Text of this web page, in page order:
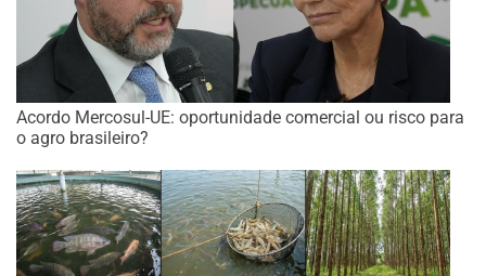
Acordo Mercosul-UE: oportunidade comercial ou risco para
o agro brasileiro?